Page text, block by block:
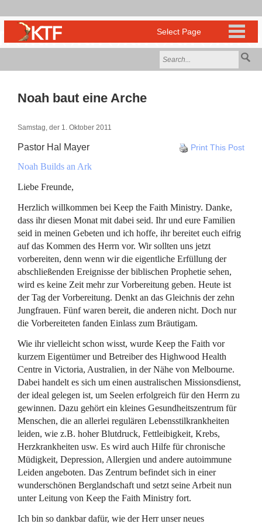
Noah baut eine Arche
Samstag, der 1. Oktober 2011
Print This Post
Pastor Hal Mayer
Noah Builds an Ark
Liebe Freunde,
Herzlich willkommen bei Keep the Faith Ministry. Danke,
dass ihr diesen Monat mit dabei seid. Ihr und eure Familien
seid in meinen Gebeten und ich hoffe, ihr bereitet euch eifrig
auf das Kommen des Herrn vor. Wir sollten uns jetzt
vorbereiten, denn wenn wir die eigentliche Erfüllung der
abschließenden Ereignisse der biblischen Prophetie sehen,
wird es keine Zeit mehr zur Vorbereitung geben. Heute ist
der Tag der Vorbereitung. Denkt an das Gleichnis der zehn
Jungfrauen. Fünf waren bereit, die anderen nicht. Doch nur
die Vorbereiteten fanden Einlass zum Bräutigam.
Wie ihr vielleicht schon wisst, wurde Keep the Faith vor
kurzem Eigentümer und Betreiber des Highwood Health
Centre in Victoria, Australien, in der Nähe von Melbourne.
Dabei handelt es sich um einen australischen Missionsdienst,
der ideal gelegen ist, um Seelen erfolgreich für den Herrn zu
gewinnen. Dazu gehört ein kleines Gesundheitszentrum für
Menschen, die an allerlei regulären Lebensstilkrankheiten
leiden, wie z.B. hoher Blutdruck, Fettleibigkeit, Krebs,
Herzkrankheiten usw. Es wird auch Hilfe für chronische
Müdigkeit, Depression, Allergien und andere autoimmune
Leiden angeboten. Das Zentrum befindet sich in einer
wunderschönen Berglandschaft und setzt seine Arbeit nun
unter Leitung von Keep the Faith Ministry fort.
Ich bin so dankbar dafür, wie der Herr unser neues